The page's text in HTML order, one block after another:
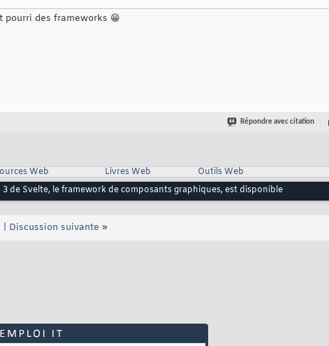
pourri des frameworks 😁
Répondre avec citation
Web Livres Web
Outils Web
3 de Svelte, le framework de composants graphiques, est disponible
Discussion suivante »